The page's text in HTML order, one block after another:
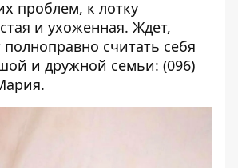
проблем, к лотку
и ухоженная. Ждет,
считать себя
и дружной семьи: (096)